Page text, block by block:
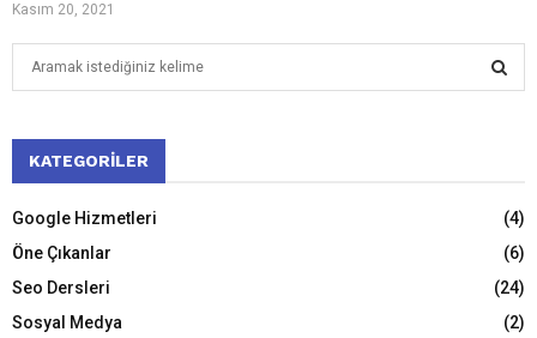
Kasım 20, 2021
h
r
:
KATEGORILER
Google Hizmetleri
(4)
Öne Çıkanlar
(6)
Seo Dersleri
(24)
Sosyal Medya
(2)